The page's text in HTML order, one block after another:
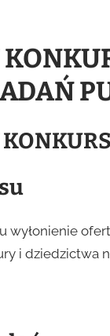
wyłonienie
i dziedzictwa